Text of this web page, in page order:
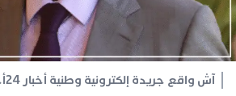
آش واقع جريدة إلكترونية وطنية أخبار 24